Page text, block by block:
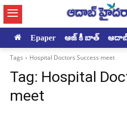
Epaper ఆజ్ కీ బాత్ ఆదాబ్
Tags Hospital Doctors Success meet
Tag: Hospital
meet